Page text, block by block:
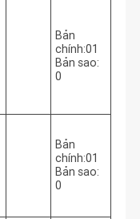
Bản
chính:01
Bản sao:
0
Bản
chính:01
Bản sao:
0